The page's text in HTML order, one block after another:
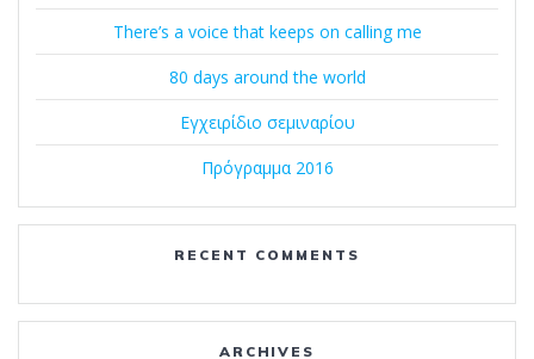
There’s a voice that keeps on calling me
80 days around the world
Εγχειρίδιο σεμιναρίου
Πρόγραμμα 2016
RECENT COMMENTS
ARCHIVES